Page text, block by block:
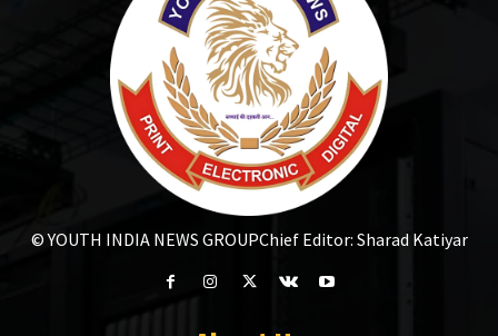
© YOUTH INDIA NEWS GROUPChief Editor: Sharad Katiyar